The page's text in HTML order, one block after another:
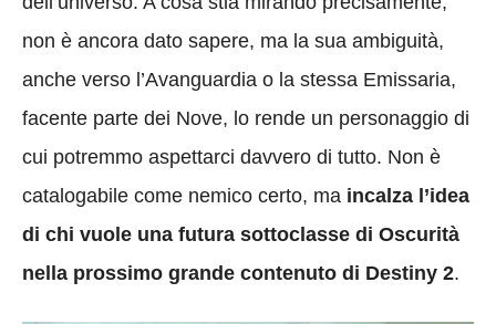
non è ancora dato sapere, ma la sua ambiguità,
anche verso l’Avanguardia o la stessa Emissaria,
facente parte dei Nove, lo rende un personaggio di
cui potremmo aspettarci davvero di tutto. Non è
catalogabile come nemico certo, ma incalza l’idea
di chi vuole una futura sottoclasse di Oscurità
nella prossimo grande contenuto di Destiny 2.